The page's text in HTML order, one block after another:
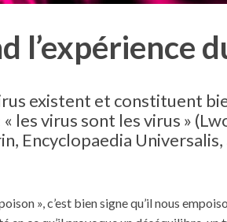
l’expérience
existent et constituent
les virus sont les virus »
Encyclopaedia
», c’est bien signe qu’il nous